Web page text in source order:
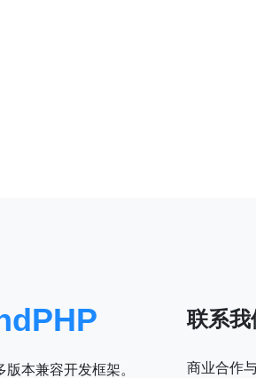
版本兼容开发框架。
联系我
商业合作